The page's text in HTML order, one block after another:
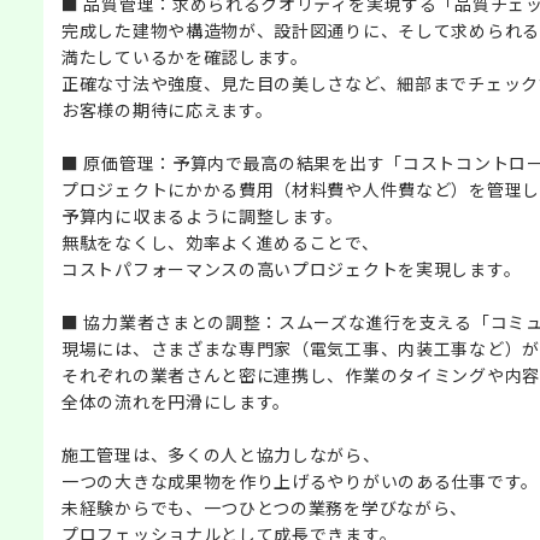
完成した建物や構造物が、設計図通りに、そして求められ
満たしているかを確認します。
正確な寸法や強度、見た目の美しさなど、細部までチェッ
お客様の期待に応えます。
■ 原価管理：予算内で最高の結果を出す「コストコントロ
プロジェクトにかかる費用（材料費や人件費など）を管理
予算内に収まるように調整します。
無駄をなくし、効率よく進めることで、
コストパフォーマンスの高いプロジェクトを実現します。
■ 協力業者さまとの調整：スムーズな進行を支える「コミ
現場には、さまざまな専門家（電気工事、内装工事など）
それぞれの業者さんと密に連携し、作業のタイミングや内
全体の流れを円滑にします。
施工管理は、多くの人と協力しながら、
一つの大きな成果物を作り上げるやりがいのある仕事です。
未経験からでも、一つひとつの業務を学びながら、
プロフェッショナルとして成長できます。